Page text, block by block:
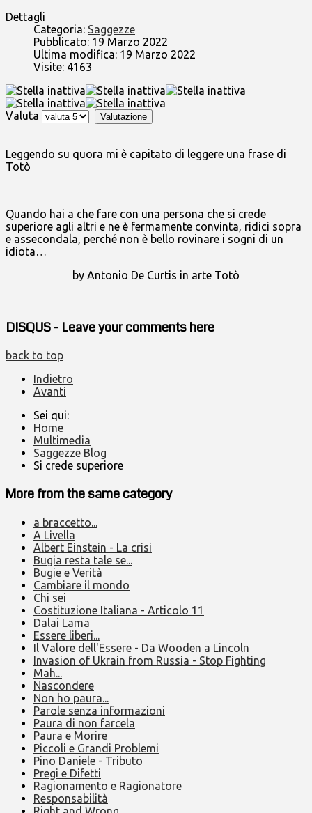
Dettagli
Categoria: Saggezze
Pubblicato: 19 Marzo 2022
Ultima modifica: 19 Marzo 2022
Visite: 4163
Valuta
Leggendo su quora mi è capitato di leggere una frase di
Totò
Quando hai a che fare con una persona che si crede
superiore agli altri e ne è fermamente convinta, ridici sopra
e assecondala, perché non è bello rovinare i sogni di un
idiota…
by Antonio De Curtis in arte Totò
DISQUS - Leave your comments here
back to top
Indietro
Avanti
Sei qui:
Home
Multimedia
Saggezze Blog
Si crede superiore
More from the same category
a braccetto...
A Livella
Albert Einstein - La crisi
Bugia resta tale se...
Bugie e Verità
Cambiare il mondo
Chi sei
Costituzione Italiana - Articolo 11
Dalai Lama
Essere liberi...
Il Valore dell'Essere - Da Wooden a Lincoln
Invasion of Ukrain from Russia - Stop Fighting
Mah...
Nascondere
Non ho paura...
Parole senza informazioni
Paura di non farcela
Paura e Morire
Piccoli e Grandi Problemi
Pino Daniele - Tributo
Pregi e Difetti
Ragionamento e Ragionatore
Responsabilità